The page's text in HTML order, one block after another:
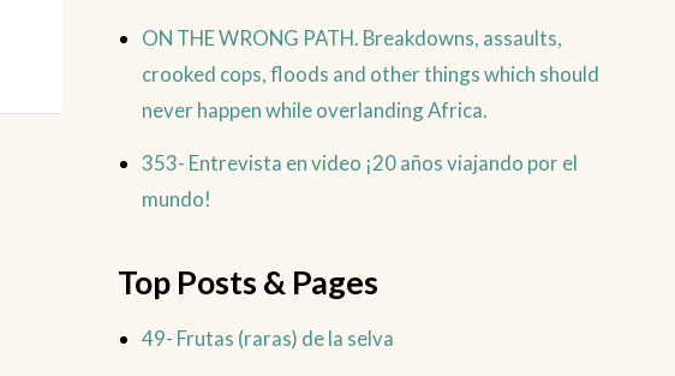
ON THE WRONG PATH. Breakdowns, assaults,
crooked cops, floods and other things which should
never happen while overlanding Africa.
353- Entrevista en video ¡20 años viajando por el
mundo!
Top Posts & Pages
49- Frutas (raras) de la selva